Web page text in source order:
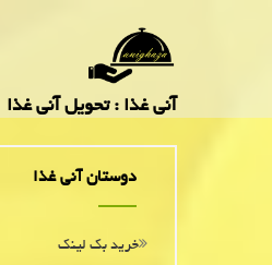
آنی غذا : تحویل آنی غذا
دوستان آنی غذا
خرید بک لینک